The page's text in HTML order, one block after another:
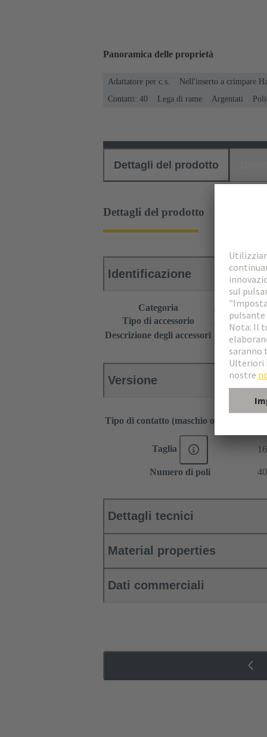
Panoramica delle proprietà
Adattatore per c.s. Nell'inserto a crimpare
Contatti: 40
Lega di rame Argentati
Dettagli del prodotto
Dettagli del prodotto
Identificazione
Categoria
Accessori
Tipo di accessorio
Adattatore
Descrizione degli accessori Nell'inserto a
Versione
Tipo di contatto (maschio o femmina)
Taglia
Numero di poli 40
Dettagli tecnici
Material properties
Dati commerciali